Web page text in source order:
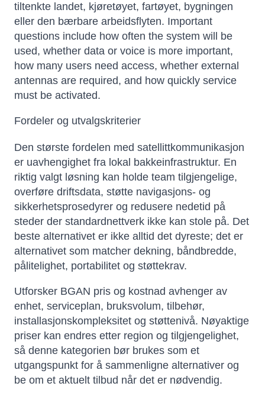
tiltenkte landet, kjøretøyet, fartøyet, bygningen
eller den bærbare arbeidsflyten. Important
questions include how often the system will be
used, whether data or voice is more important,
how many users need access, whether external
antennas are required, and how quickly service
must be activated.
Fordeler og utvalgskriterier
Den største fordelen med satellittkommunikasjon
er uavhengighet fra lokal bakkeinfrastruktur. En
riktig valgt løsning kan holde team tilgjengelige,
overføre driftsdata, støtte navigasjons- og
sikkerhetsprosedyrer og redusere nedetid på
steder der standardnettverk ikke kan stole på. Det
beste alternativet er ikke alltid det dyreste; det er
alternativet som matcher dekning, båndbredde,
pålitelighet, portabilitet og støttekrav.
Utforsker BGAN pris og kostnad avhenger av
enhet, serviceplan, bruksvolum, tilbehør,
installasjonskompleksitet og støttenivå. Nøyaktige
priser kan endres etter region og tilgjengelighet,
så denne kategorien bør brukes som et
utgangspunkt for å sammenligne alternativer og
be om et aktuelt tilbud når det er nødvendig.